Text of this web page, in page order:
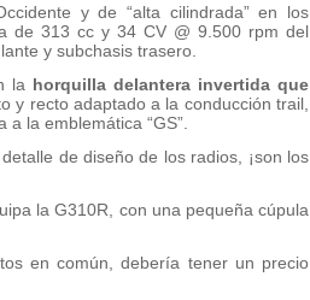
y de “alta cilindrada” en los
de 313 cc y 34 CV @ 9.500 rpm del
y subchasis trasero.
la horquilla delantera invertida que
y recto adaptado a la conducción trail,
la emblemática “GS”.
detalle de diseño de los radios, ¡son los
la G310R, con una pequeña cúpula
en común, debería tener un precio